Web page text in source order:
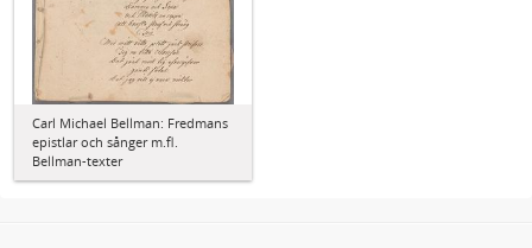
Carl Michael Bellman: Fredmans
epistlar och sånger m.fl.
Bellman-texter